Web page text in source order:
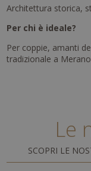
Architettura storica,
Per chi è ideale?
Per coppie, amanti
tradizionale a
Le
SCOPRI LE